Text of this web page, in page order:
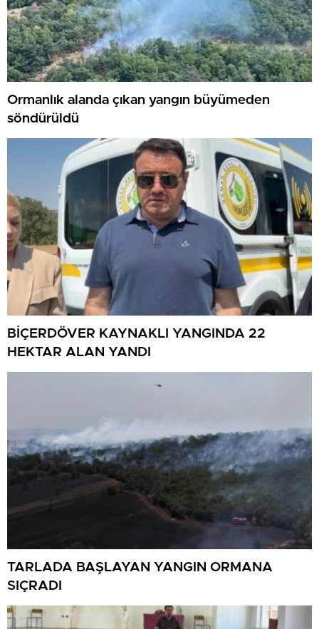
Ormanlık alanda çıkan yangın büyümeden
söndürüldü
BİÇERDÖVER KAYNAKLI YANGINDA 22
HEKTAR ALAN YANDI
TARLADA BAŞLAYAN YANGIN ORMANA
SIÇRADI